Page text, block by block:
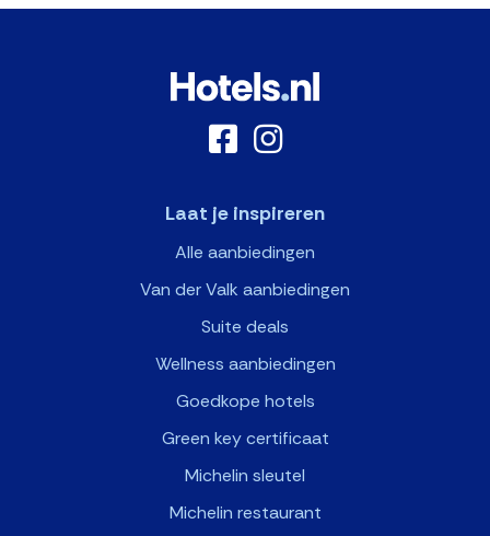
Laat je inspireren
Alle aanbiedingen
Van der Valk aanbiedingen
Suite deals
Wellness aanbiedingen
Goedkope hotels
Green key certificaat
Michelin sleutel
Michelin restaurant